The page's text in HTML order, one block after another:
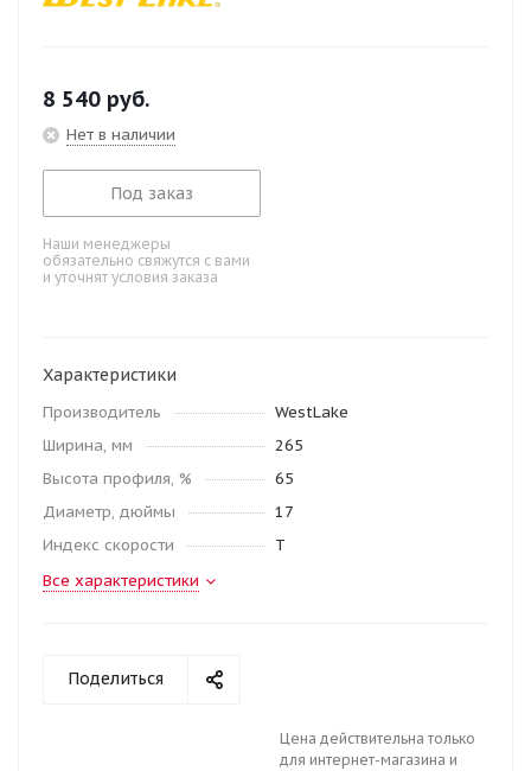
8 540 руб.
Нет в наличии
Под заказ
Наши менеджеры
обязательно свяжутся с вами
и уточнят условия заказа
Характеристики
Производитель
WestLake
Ширина, мм
265
Высота профиля, %
65
Диаметр, дюймы
17
Индекс скорости
T
Все характеристики
Поделиться
Цена действительна только
для интернет-магазина и